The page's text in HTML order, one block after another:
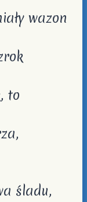
wazon
to
śladu,